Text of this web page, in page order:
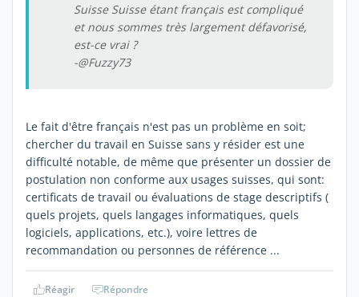
Suisse Suisse étant français est compliqué
et nous sommes très largement défavorisé,
est-ce vrai ?
-@Fuzzy73
Le fait d'être français n'est pas un problème en soit;
chercher du travail en Suisse sans y résider est une
difficulté notable, de même que présenter un dossier de
postulation non conforme aux usages suisses, qui sont:
certificats de travail ou évaluations de stage descriptifs (
quels projets, quels langages informatiques, quels
logiciels, applications, etc.), voire lettres de
recommandation ou personnes de référence ...
Réagir Répondre